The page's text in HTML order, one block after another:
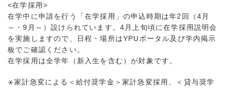
<在学採用>
在学中に申請を行う「在学採用」の申込時期は年2回（4月
～・9月～）設けられています。4月上旬頃に在学採用説明会
を実施しますので、日程・場所はYPUポータル及び学内掲示
板でご確認ください。
在学採用は全学年（新入生を含む）が対象です。
⚹家計急変による＜給付奨学金＞家計急変採用、＜貸与奨学